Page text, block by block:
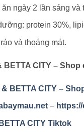
ngày 2 lần sáng
protein 30%,
và thoáng mát.
BETTA CITY –
& BETTA CITY –
–
CITY Tiktok